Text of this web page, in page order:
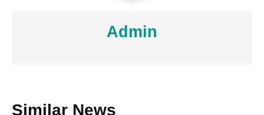
Admin
Similar News